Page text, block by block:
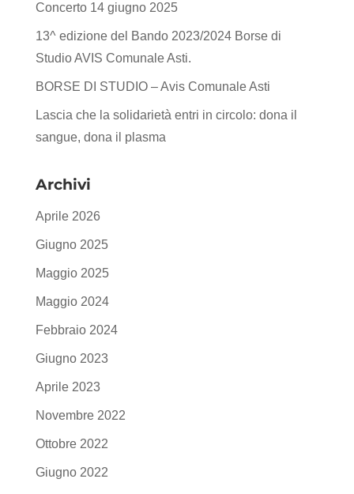
Concerto 14 giugno 2025
13^ edizione del Bando 2023/2024 Borse di
Studio AVIS Comunale Asti.
BORSE DI STUDIO – Avis Comunale Asti
Lascia che la solidarietà entri in circolo: dona il
sangue, dona il plasma
Archivi
Aprile 2026
Giugno 2025
Maggio 2025
Maggio 2024
Febbraio 2024
Giugno 2023
Aprile 2023
Novembre 2022
Ottobre 2022
Giugno 2022